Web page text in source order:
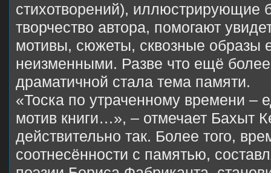
стихотворений), иллюстрирующие
творчество автора, помогают
мотивы, сюжеты, сквозные образы
неизменными. Разве что ещё более
драматичной стала тема памяти.
«Тоска по утраченному времени –
мотив книги…», – отмечает Бахыт
действительно так. Более того,
соотнесённости с памятью,